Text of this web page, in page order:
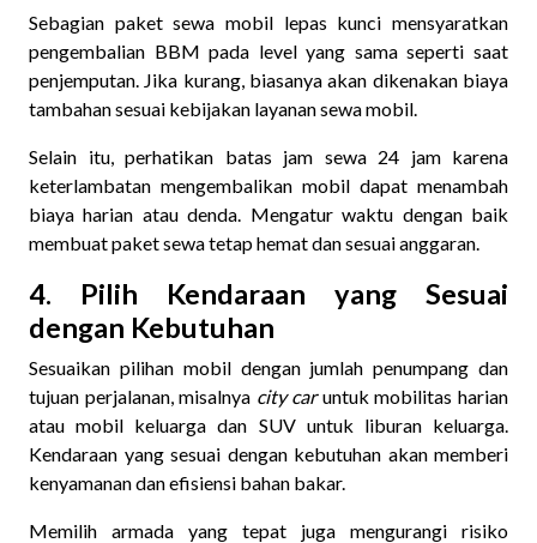
Sebagian paket sewa mobil lepas kunci mensyaratkan
pengembalian BBM pada level yang sama seperti saat
penjemputan. Jika kurang, biasanya akan dikenakan biaya
tambahan sesuai kebijakan layanan sewa mobil.
Selain itu, perhatikan batas jam sewa 24 jam karena
keterlambatan mengembalikan mobil dapat menambah
biaya harian atau denda. Mengatur waktu dengan baik
membuat paket sewa tetap hemat dan sesuai anggaran.
4. Pilih Kendaraan yang Sesuai
dengan Kebutuhan
Sesuaikan pilihan mobil dengan jumlah penumpang dan
tujuan perjalanan, misalnya city caruntuk mobilitas harian
atau mobil keluarga dan SUV untuk liburan keluarga.
Kendaraan yang sesuai dengan kebutuhan akan memberi
kenyamanan dan efisiensi bahan bakar.
Memilih armada yang tepat juga mengurangi risiko